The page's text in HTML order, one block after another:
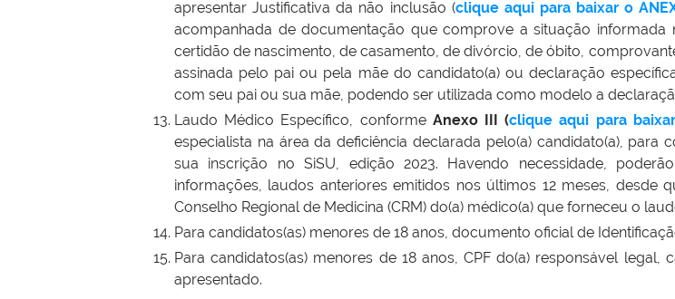
apresentar Justificativa da não inclusão (clique aqui para baixar o
acompanhada de documentação que comprove a situação
certidão de nascimento, de casamento, de divórcio, de óbito,
assinada pelo pai ou pela mãe do candidato(a) ou declaração
com seu pai ou sua mãe, podendo ser utilizada como modelo a
Laudo Médico Específico, conforme Anexo III (clique aqui para baixar
especialista na área da deficiência declarada pelo(a) candidato(a),
sua inscrição no SiSU, edição 2023. Havendo necessidade,
informações, laudos anteriores emitidos nos últimos 12 meses,
Conselho Regional de Medicina (CRM) do(a) médico(a) que forneceu o
Para candidatos(as) menores de 18 anos, documento oficial de
Para candidatos(as) menores de 18 anos, CPF do(a) responsável
apresentado.